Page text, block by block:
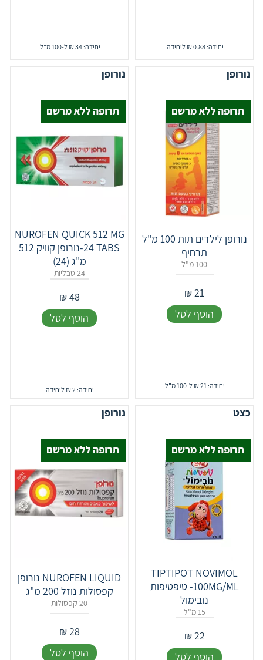
יחידה: 0.88 ₪ ליחידה יחידה: 34 ₪ ל-100 מ"ל
נורופן
נורופן לילדים תות 100 מ"ל
תרחיף
100 מ"ל
21
₪
הוסף לסל
יחידה: 21 ₪ ל-100 מ"ל
נורופן
NUROFEN QUICK 512 MG
24 TABS-נורופן קוויק 512
מ"ג (24)
24 טבליות
48
₪
הוסף לסל
יחידה: 2 ₪ ליחידה
כצט
TIPTIPOT NOVIMOL
100MG/ML- טיפטיפות
נובימול
15 מ"ל
22
₪
הוסף לסל
נורופן
NUROFEN LIQUID נורופן
קפסולות נוזל 200 מ"ג
20 קפסולות
28
₪
הוסף לסל